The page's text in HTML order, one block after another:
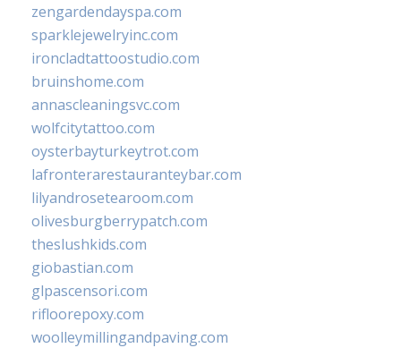
zengardendayspa.com
sparklejewelryinc.com
ironcladtattoostudio.com
bruinshome.com
annascleaningsvc.com
wolfcitytattoo.com
oysterbayturkeytrot.com
lafronterarestauranteybar.com
lilyandrosetearoom.com
olivesburgberrypatch.com
theslushkids.com
giobastian.com
glpascensori.com
rifloorepoxy.com
woolleymillingandpaving.com